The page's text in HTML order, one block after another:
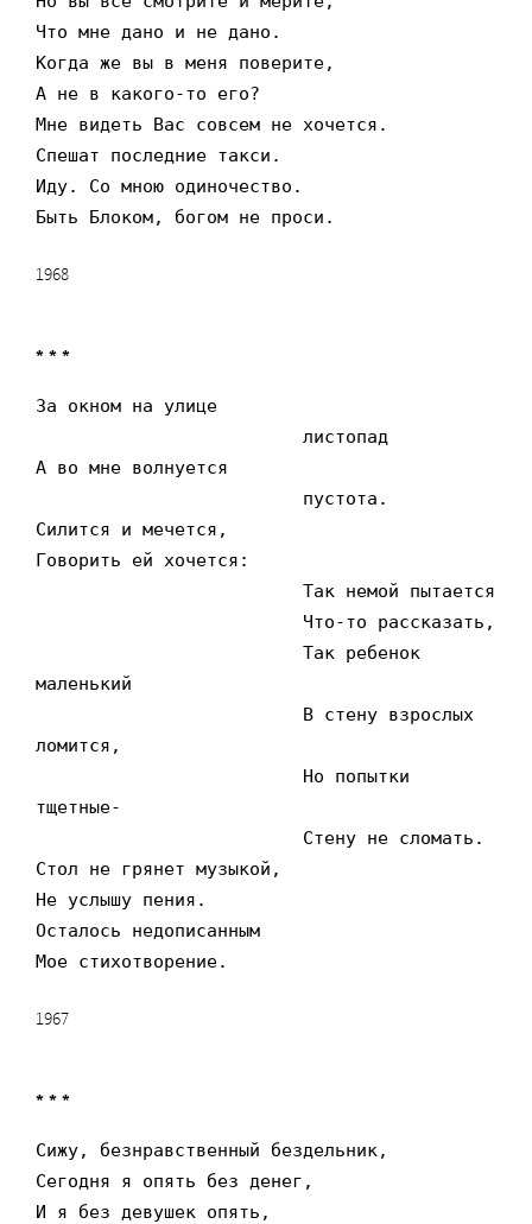
Что мне дано и не дано.
Когда же вы в меня поверите,
А не в какого-то его?
Мне видеть Вас совсем не хочется.
Спешат последние такси.
Иду. Со мною одиночество.
Быть Блоком, богом не проси.
1968
* * *
За окном на улице
А во мне волнуется
Силится и мечется,
Говорить ей хочется:
маленький
ломится,
тщетные-
Стол не грянет музыкой,
Не услышу пения.
Осталось недописанным
Мое стихотворение.
1967
* * *
Сижу, безнравственный бездельник,
Сегодня я опять без денег,
И я без девушек опять,